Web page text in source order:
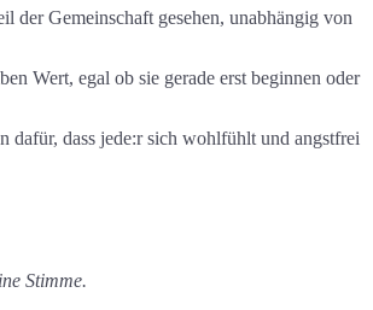
der Gemeinschaft gesehen, unabhängig von
Wert, egal ob sie gerade erst beginnen oder
dafür, dass jede:r sich wohlfühlt und angstfrei
Stimme.